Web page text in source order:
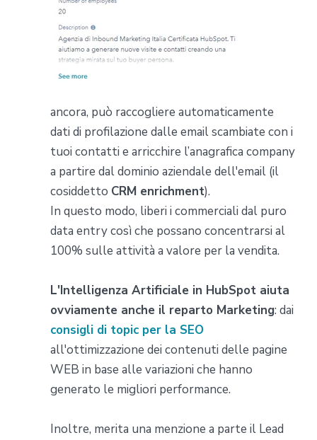
ancora, può raccogliere automaticamente
dati di profilazione dalle email scambiate con i
tuoi contatti e arricchire l’anagrafica company
a partire dal dominio aziendale dell'email (il
cosiddetto CRM enrichment).
In questo modo, liberi i commerciali dal puro
data entry così che possano concentrarsi al
100% sulle attività a valore per la vendita.
L'Intelligenza Artificiale in HubSpot aiuta
ovviamente anche il reparto Marketing: dai
consigli di topic per la SEO
all'ottimizzazione dei contenuti delle pagine
WEB in base alle variazioni che hanno
generato le migliori performance.
Inoltre, merita una menzione a parte il Lead